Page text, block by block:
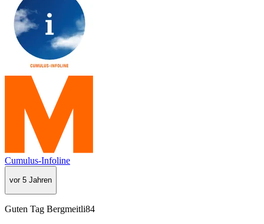
Cumulus-Infoline
vor 5 Jahren
Guten Tag Bergmeitli84